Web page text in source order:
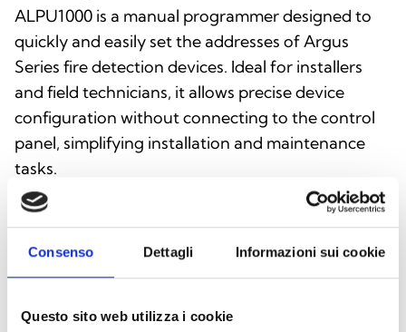
Consenso Dettagli Informazioni sui cookie
Questo sito web utilizza i cookie
ALPU1000 is a manual programmer designed to
quickly and easily set the addresses of Argus
Series fire detection devices. Ideal for installers
and field technicians, it allows precise device
configuration without connecting to the control
panel, simplifying installation and maintenance
tasks.